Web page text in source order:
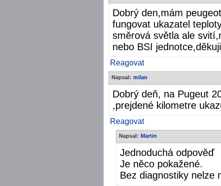
Dobrý den,mám
fungovat ukazatel
směrová světla ale
nebo BSI
Reagovat
Napsal: milan
Dobrý deň, na Pugeut
,prejdené kilometre
Reagovat
Napsal: Martin
Jednoduchá odpověď
Je něco pokažené.
Bez diagnostiky nelze